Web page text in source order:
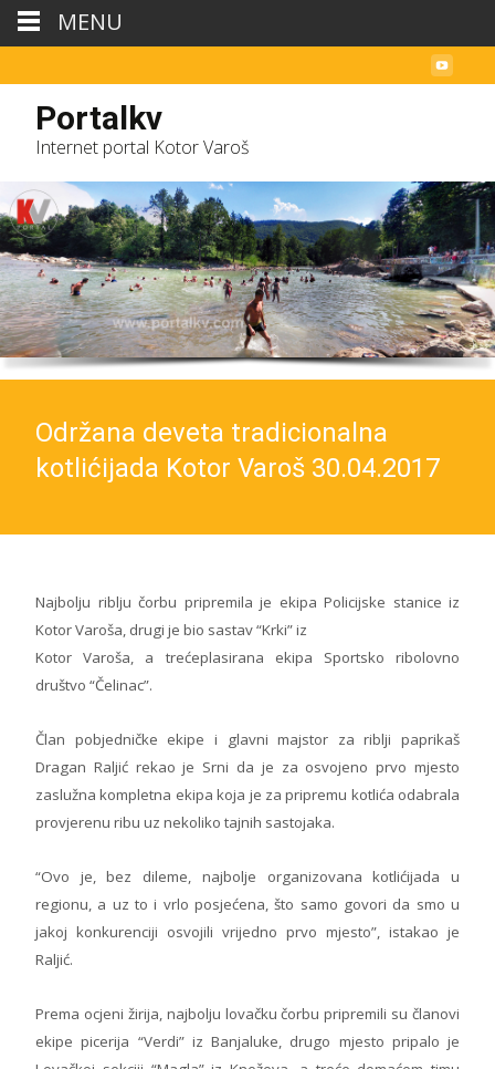
Portalkv
Internet portal Kotor Varoš
Održana deveta tradicionalna
kotlićijada Kotor Varoš 30.04.2017
Najbolju riblju čorbu pripremila je ekipa Policijske stanice iz
Kotor Varoša, drugi je bio sastav “Krki” iz
Kotor Varoša, a trećeplasirana ekipa Sportsko ribolovno
društvo “Čelinac”.
Član pobjedničke ekipe i glavni majstor za riblji paprikaš
Dragan Raljić rekao je Srni da je za osvojeno prvo mjesto
zaslužna kompletna ekipa koja je za pripremu kotlića odabrala
provjerenu ribu uz nekoliko tajnih sastojaka.
“Ovo je, bez dileme, najbolje organizovana kotlićijada u
regionu, a uz to i vrlo posjećena, što samo govori da smo u
jakoj konkurenciji osvojili vrijedno prvo mjesto”, istakao je
Raljić.
Prema ocjeni žirija, najbolju lovačku čorbu pripremili su članovi
ekipe picerija “Verdi” iz Banjaluke, drugo mjesto pripalo je
MENU